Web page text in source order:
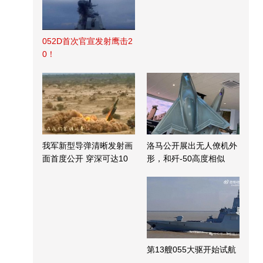
052D首次官宣发射鹰击2
0！
我军新型导弹清晰发射画
面首度公开 穿深可达10
洛马公开展出无人僚机外
形，和歼-50高度相似
第13艘055大驱开始试航